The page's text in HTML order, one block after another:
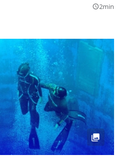
query_builder2min